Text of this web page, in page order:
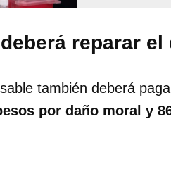
reparar el
también deberá
por daño moral y